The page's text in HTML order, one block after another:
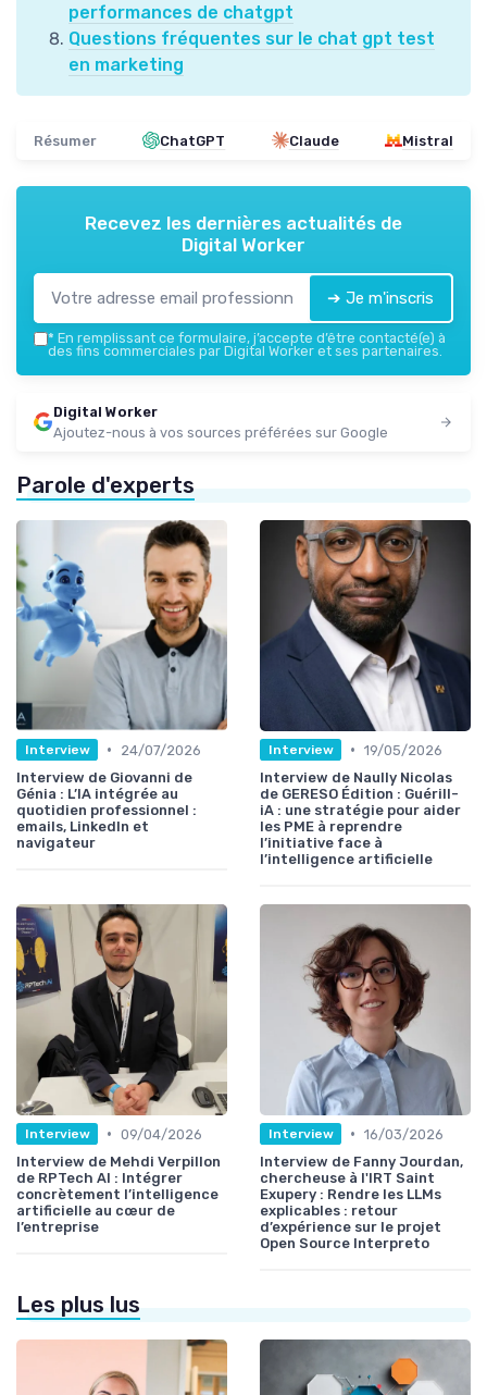
performances de chatgpt
Questions fréquentes sur le chat gpt test
en marketing
Résumer ChatGPT Claude Mistral
Recevez les dernières actualités de
Digital Worker
➔ Je m'inscris
* En remplissant ce formulaire, j’accepte d’être contacté(e) à
des fins commerciales par Digital Worker et ses partenaires.
Digital Worker
Ajoutez-nous à vos sources préférées sur Google
Parole d'experts
Interview •
24/07/2026
Interview de Giovanni de
Génia : L’IA intégrée au
quotidien professionnel :
emails, LinkedIn et
navigateur
Interview • 19/05/2026
Interview de Naully Nicolas
de GERESO Édition : Guérill-
iA : une stratégie pour aider
les PME à reprendre
l’initiative face à
l’intelligence artificielle
Interview • 09/04/2026
Interview de Mehdi Verpillon
de RPTech AI : Intégrer
concrètement l’intelligence
artificielle au cœur de
l’entreprise
Interview • 16/03/2026
Interview de Fanny Jourdan,
chercheuse à l'IRT Saint
Exupery : Rendre les LLMs
explicables : retour
d’expérience sur le projet
Open Source Interpreto
Les plus lus